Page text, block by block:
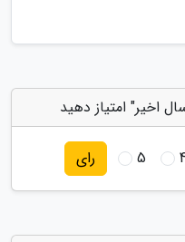
اخیر" امتیاز دهید
5 رای